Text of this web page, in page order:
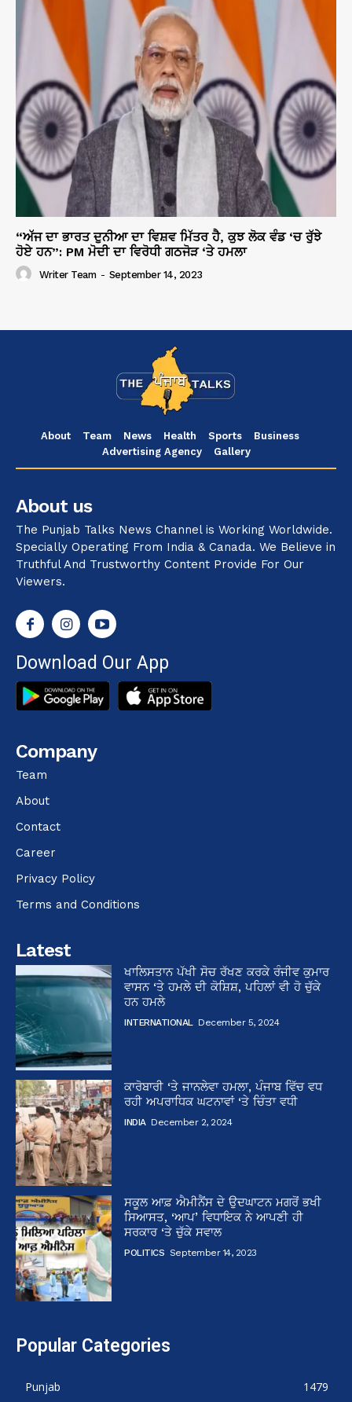
“ਅੱਜ ਦਾ ਭਾਰਤ ਦੁਨੀਆ ਦਾ ਵਿਸ਼ਵ ਮਿੱਤਰ ਹੈ, ਕੁਝ ਲੋਕ ਵੰਡ ‘ਚ ਰੁੱਝੇ
ਹੋਏ ਹਨ”: PM ਮੋਦੀ ਦਾ ਵਿਰੋਧੀ ਗਠਜੋੜ ‘ਤੇ ਹਮਲਾ
Writer Team - September 14, 2023
About Team News Health Sports
Business
Advertising Agency
Gallery
About us
The Punjab Talks News Channel is Working Worldwide.
Specially Operating From India & Canada. We Believe in
Truthful And Trustworthy Content Provide For Our
Viewers.
Download Our App
Company
Team
About
Contact
Career
Privacy Policy
Terms and Conditions
Latest
ਖਾਲਿਸਤਾਨ ਪੱਖੀ ਸੋਚ ਰੱਖਣ ਕਰਕੇ ਰੰਜੀਵ ਕੁਮਾਰ
ਵਾਸਨ ‘ਤੇ ਹਮਲੇ ਦੀ ਕੋਸ਼ਿਸ਼, ਪਹਿਲਾਂ ਵੀ ਹੋ ਚੁੱਕੇ
ਹਨ ਹਮਲੇ
INTERNATIONAL December 5, 2024
ਕਾਰੋਬਾਰੀ ‘ਤੇ ਜਾਨਲੇਵਾ ਹਮਲਾ, ਪੰਜਾਬ ਵਿੱਚ ਵਧ
ਰਹੀ ਅਪਰਾਧਿਕ ਘਟਨਾਵਾਂ ‘ਤੇ ਚਿੰਤਾ ਵਧੀ
INDIA December 2, 2024
ਸਕੂਲ ਆਫ਼ ਐਮੀਨੈਂਸ ਦੇ ਉਦਘਾਟਨ ਮਗਰੋਂ ਭਖੀ
ਸਿਆਸਤ, ‘ਆਪ’ ਵਿਧਾਇਕ ਨੇ ਆਪਣੀ ਹੀ
ਸਰਕਾਰ ‘ਤੇ ਚੁੱਕੇ ਸਵਾਲ
POLITICS September 14, 2023
Popular Categories
Punjab 1479